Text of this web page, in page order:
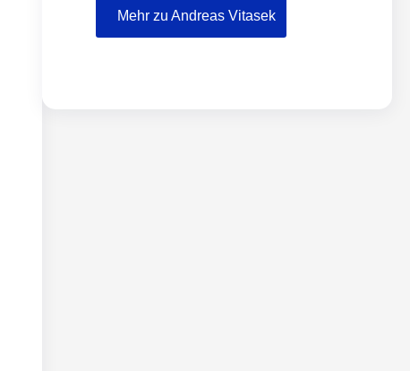
Mehr zu Andreas Vitasek